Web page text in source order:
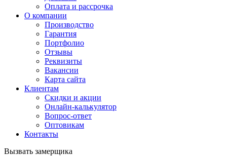
Оплата и рассрочка
О компании
Производство
Гарантия
Портфолио
Отзывы
Реквизиты
Вакансии
Карта сайта
Клиентам
Скидки и акции
Онлайн-калькулятор
Вопрос-ответ
Оптовикам
Контакты
Вызвать замерщика